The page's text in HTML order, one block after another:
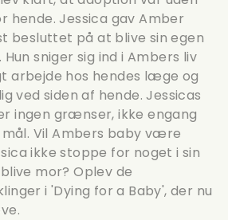
Jessica gav Amber
besluttet på at blive sin egen
sniger sig ind i Ambers liv
arbejde hos hendes læge og
ved siden af hende. Jessicas
ingen grænser, ikke engang
Vil Ambers baby være
ikke stoppe for noget i sin
mor? Oplev de
i 'Dying for a Baby', der nu